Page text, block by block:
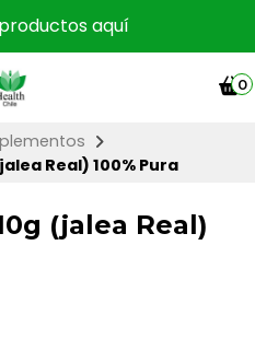
aquí
0
Real) 100% Pura
(jalea Real)